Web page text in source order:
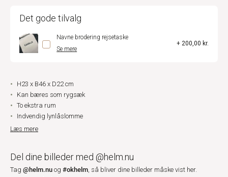
Det gode tilvalg
Navne brodering rejsetaske
Se mere
+ 200,00 kr.
H23 x B46 x D22 cm
Kan bæres som rygsæk
To ekstra rum
Indvendig lynlåslomme
Læs mere
Del dine billeder med @helm.nu
Tag @helm.nu og #okhelm, så bliver dine billeder måske vist her.